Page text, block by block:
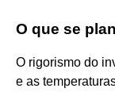
O que se
O rigorismo do
e as